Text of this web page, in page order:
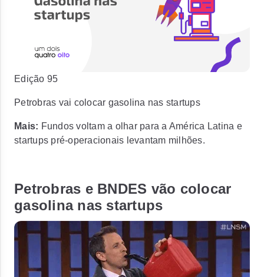
Edição 95
Petrobras vai colocar gasolina nas startups
Mais: Fundos voltam a olhar para a América Latina e
startups pré-operacionais levantam milhões.
Petrobras e BNDES vão colocar
gasolina nas startups